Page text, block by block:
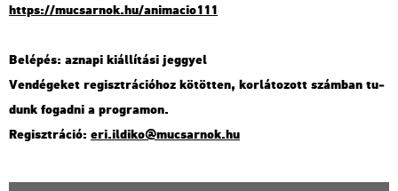
https://​mu­csar­nok.​hu/​ani­ma­ci­o111
Be­lé­pés: az­na­pi ki­ál­lí­tá­si jeggyel
Ven­dé­ge­ket re­giszt­rá­ci­ó­hoz kö­töt­ten, kor­lá­to­zott szám­ban tu­
dunk fo­gad­ni a prog­ra­mon.
Re­giszt­rá­ció: eri.​il­di­ko@​mu­csar­nok.​hu